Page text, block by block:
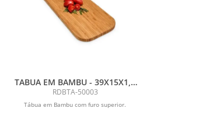
TABUA EM BAMBU - 39X15X1,5
CM
RDBTA-50003
Tábua em Bambu com furo superior.